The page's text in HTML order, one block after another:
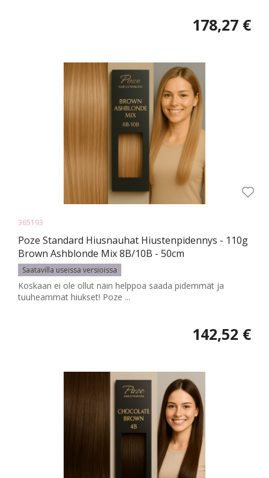
178,27 €
365193
Poze Standard Hiusnauhat Hiustenpidennys - 110g
Brown Ashblonde Mix 8B/10B - 50cm
Saatavilla useissa versioissa
Koskaan ei ole ollut näin helppoa saada pidemmät ja
tuuheammat hiukset! Poze ...
142,52 €